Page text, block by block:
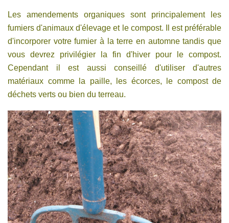
Les amendements organiques sont principalement les
fumiers d'animaux d'élevage et le compost. Il est préférable
d'incorporer votre fumier à la terre en automne tandis que
vous devrez privilégier la fin d'hiver pour le compost.
Cependant il est aussi conseillé d'utiliser d'autres
matériaux comme la paille, les écorces, le compost de
déchets verts ou bien du terreau.